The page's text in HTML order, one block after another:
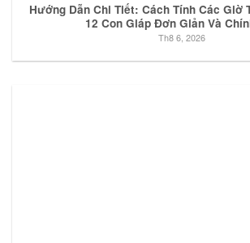
Hướng Dẫn Chi Tiết: Cách Tính Các Giờ
12 Con Giáp Đơn Giản Và
Th8 6, 2026